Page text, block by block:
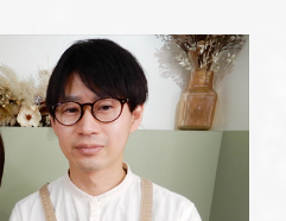
資料請求
4火曜日・毎週水曜日
場合は営業
TEL.0564-74-8033
18:30
水曜日
場合は営業